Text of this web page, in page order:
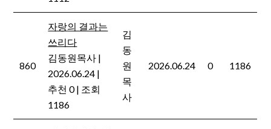
860
자랑의 결과는
쓰리다
김동원목사 |
2026.06.24 |
추천 0| 조회
1186
김
동
원
목
사
2026.06.24 0 1186